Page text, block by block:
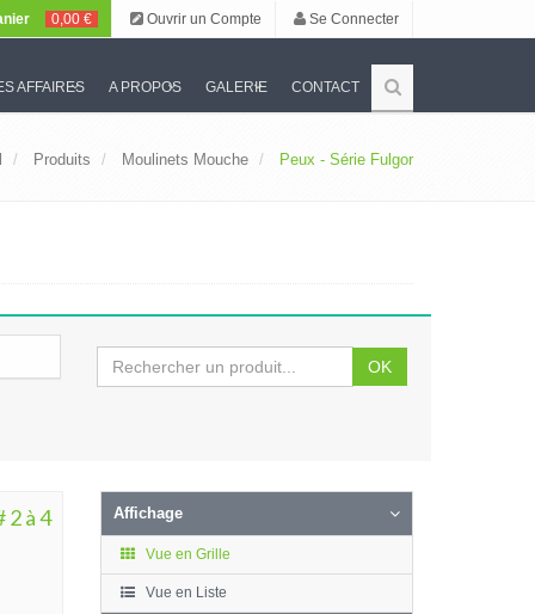
0,00 € Ouvrir un Compte Se Connecter
AFFAIRES A PROPOS GALERIE CONTACT
Produits Moulinets Mouche Peux - Série Fulgor
OK
2 à 4
Affichage
Vue en Grille
Vue en Liste